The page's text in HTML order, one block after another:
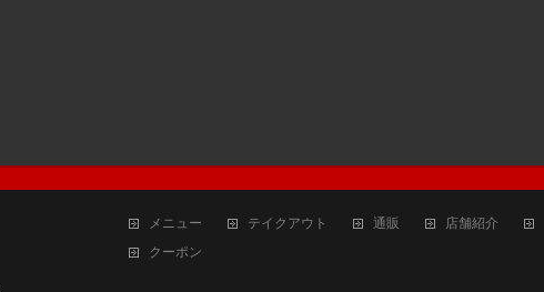
メニュー テイクアウト 通販 店舗紹介
クーポン